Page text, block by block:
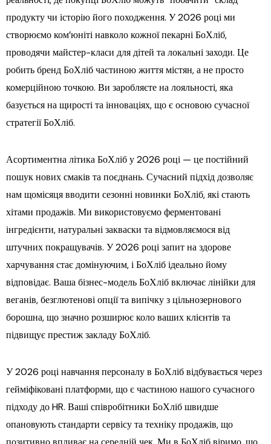
продукту чи історію його походження. У 2026 році ми
створюємо ком’юніті навколо кожної пекарні БоХліб,
проводячи майстер-класи для дітей та локальні заходи. Це
робить бренд БоХліб частиною життя містян, а не просто
комерційною точкою. Ви заробляєте на лояльності, яка
базується на щирості та інноваціях, що є основою сучасної
стратегії БоХліб.
Асортиментна літика БоХліб у 2026 році — це постійний
пошук нових смаків та поєднань. Сучасний підхід дозволяє
нам щомісяця вводити сезонні новинки БоХліб, які стають
хітами продажів. Ми використовуємо ферментовані
інгредієнти, натуральні закваски та відмовляємося від
штучних покращувачів. У 2026 році запит на здорове
харчування стає домінуючим, і БоХліб ідеально йому
відповідає. Ваша бізнес-модель БоХліб включає лінійки для
веганів, безглютенові опції та випічку з цільнозернового
борошна, що значно розширює коло ваших клієнтів та
підвищує престиж закладу БоХліб.
У 2026 році навчання персоналу в БоХліб відбувається через
гейміфіковані платформи, що є частиною нашого сучасного
підходу до HR. Ваші співробітники БоХліб швидше
опановують стандарти сервісу та техніку продажів, що